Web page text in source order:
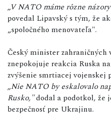
„V NATO máme rôzne
povedal Lipavský s tým, že
„spoločného menovateľa".
Český minister zahraničných
znepokojuje reakcia Ruska
zvýšenie smrtiacej vojenskej
„Nie NATO by eskalovalo
Rusko,"dodal a podotkol, že
bezpečnosť pre Ukrajinu.